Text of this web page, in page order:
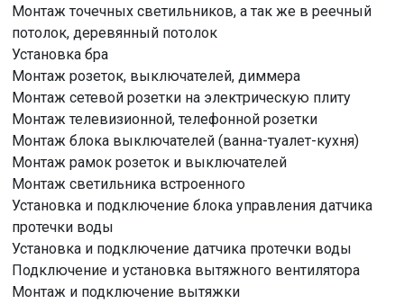
Монтаж точечных светильников, а так же в реечный
потолок, деревянный потолок
Установка бра
Монтаж розеток, выключателей, диммера
Монтаж сетевой розетки на электрическую плиту
Монтаж телевизионной, телефонной розетки
Монтаж блока выключателей (ванна-туалет-кухня)
Монтаж рамок розеток и выключателей
Монтаж светильника встроенного
Установка и подключение блока управления датчика
протечки воды
Установка и подключение датчика протечки воды
Подключение и установка вытяжного вентилятора
Монтаж и подключение вытяжки